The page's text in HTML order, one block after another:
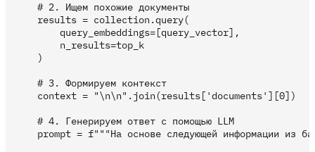
    # 2. Ищем похожие документы
    results = collection.query(
        query_embeddings=[query_vector],
        n_results=top_k
    )
    # 3. Формируем контекст
    context = "\n\n".join(results['documents'][0])
    # 4. Генерируем ответ с помощью LLM
prompt = f"""На основе следующей информации из